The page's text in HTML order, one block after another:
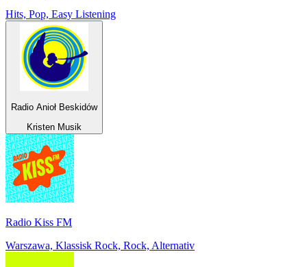
Hits, Pop, Easy Listening
Radio Anioł Beskidów
Kristen Musik
Radio Kiss FM
Warszawa, Klassisk Rock, Rock, Alternativ